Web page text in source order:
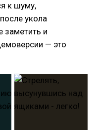
к шуму,
укола
заметить и
— это